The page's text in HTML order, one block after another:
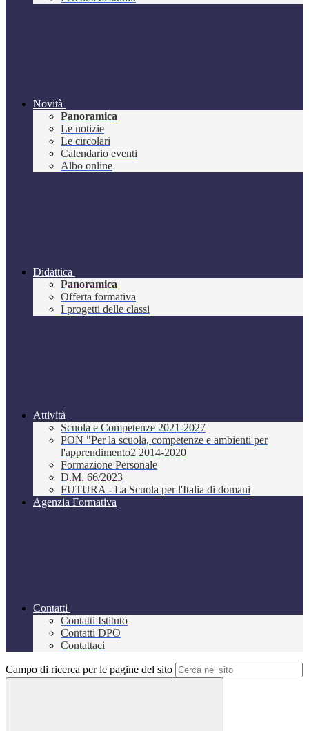
Novità
Panoramica
Le notizie
Le circolari
Calendario eventi
Albo online
Didattica
Panoramica
Offerta formativa
I progetti delle classi
Attività
Scuola e Competenze 2021-2027
PON "Per la scuola, competenze e ambienti per
l'apprendimento2 2014-2020
Formazione Personale
D.M. 66/2023
FUTURA - La Scuola per l'Italia di domani
Agenzia Formativa
Contatti
Contatti Istituto
Contatti DPO
Contattaci
Campo di ricerca per le pagine del sito